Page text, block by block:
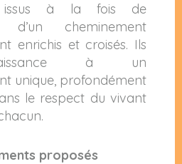
issus à la fois de
cheminement
enrichis et croisés. Ils
à un
unique, profondément
le respect du vivant
proposés